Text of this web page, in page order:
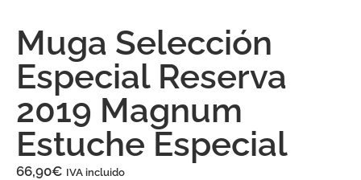
Muga Selección
Especial Reserva
2019 Magnum
Estuche Especial
66,90€ IVA incluido